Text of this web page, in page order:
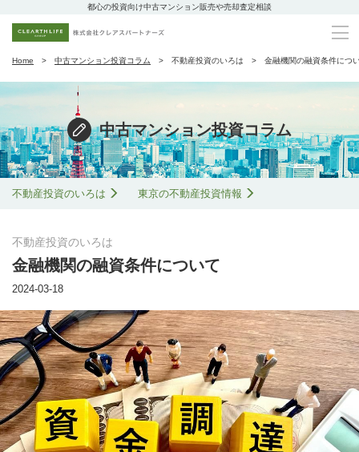
都心の投資向け中古マンション販売や売却査定相談
Home 中古マンション投資コラム 不動産投資のいろは 金融機関の融資条件につ
中古マンション投資コラム
不動産投資のいろは 東京の不動産投資情報
金融機関の融資条件について
不動産投資のいろは
2024-03-18